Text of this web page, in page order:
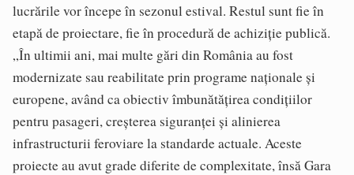
lucrările vor începe în sezonul estival. Restul sunt fie în
etapă de proiectare, fie în procedură de achiziție publică.
„În ultimii ani, mai multe gări din România au fost
modernizate sau reabilitate prin programe naționale și
europene, având ca obiectiv îmbunătățirea condițiilor
pentru pasageri, creșterea siguranței și alinierea
infrastructurii feroviare la standarde actuale. Aceste
proiecte au avut grade diferite de complexitate, însă Gara